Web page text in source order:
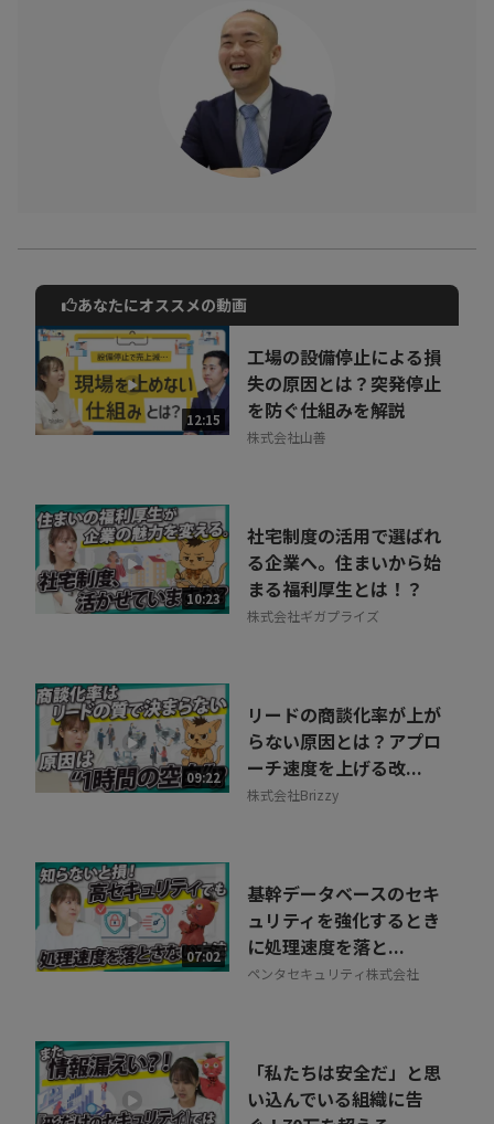
動画でご紹介しているサービスについて
お気軽にご相談・ご質問いただけます！
30秒でお申し込み可能
相談を希望する 無料
あなたにオススメの動画
12:15
工場の設備停止による損
失の原因とは？突発停止
を防ぐ仕組みを解説
株式会社山善
10:23
社宅制度の活用で選ばれ
る企業へ。住まいから始
まる福利厚生とは！？
株式会社ギガプライズ
09:22
リードの商談化率が上が
らない原因とは？アプロ
ーチ速度を上げる改...
株式会社Brizzy
07:02
基幹データベースのセキ
ュリティを強化するとき
に処理速度を落と...
ペンタセキュリティ株式会社
「私たちは安全だ」と思
い込んでいる組織に告